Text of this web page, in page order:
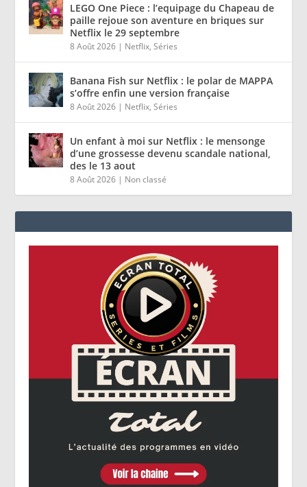
LEGO One Piece : l’equipage du Chapeau de
paille rejoue son aventure en briques sur
Netflix le 29 septembre
8 Août 2026 | Netflix,Séries
Banana Fish sur Netflix : le polar de MAPPA
s’offre enfin une version française
8 Août 2026 | Netflix,Séries
Un enfant à moi sur Netflix : le mensonge
d’une grossesse devenu scandale national,
des le 13 aout
8 Août 2026 | Non classé